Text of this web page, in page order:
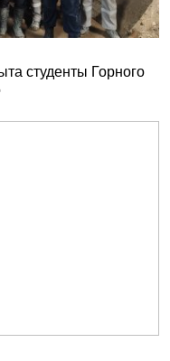
студенты Горного